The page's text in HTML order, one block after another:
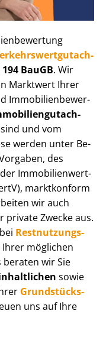
194 BauGB. Wir
Marktwert Ihrer
Im­mo­bi­li­en­be­wer­
und vom
werden unter Be­
des
der Im­mo­bi­li­en­wert­
marktkonform
wir auch
private Zwecke aus.
Rest­nut­zungs­
möglichen
wir Sie
sowie
Grund­stücks­
uns auf Ihre